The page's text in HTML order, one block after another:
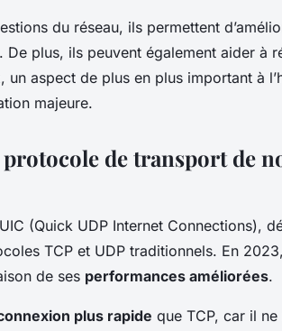
du réseau, ils permettent
De plus, ils peuvent également aider à
un aspect de plus en plus important à
majeure.
protocole de transport de
(Quick UDP Internet Connections),
TCP et UDP traditionnels. En
de ses performances améliorées.
plus rapide que TCP, car il ne